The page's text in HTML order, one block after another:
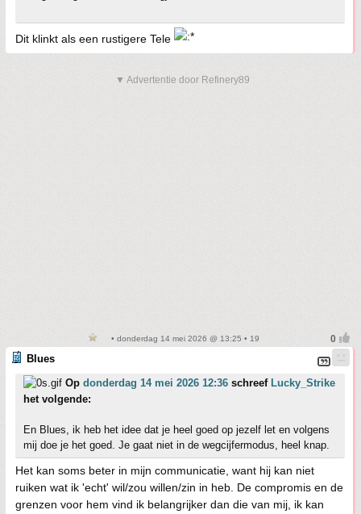
Dit klinkt als een rustigere Tele
▼ Advertentie door Refinery89
• donderdag 14 mei 2026 @ 13:25 • 19
Blues
Op donderdag 14 mei 2026 12:36 schreef Lucky_Strike
het volgende:
En Blues, ik heb het idee dat je heel goed op jezelf let en volgens
mij doe je het goed. Je gaat niet in de wegcijfermodus, heel knap.
Het kan soms beter in mijn communicatie, want hij kan niet
ruiken wat ik 'echt' wil/zou willen/zin in heb. De compromis en de
grenzen voor hem vind ik belangrijker dan die van mij, ik kan